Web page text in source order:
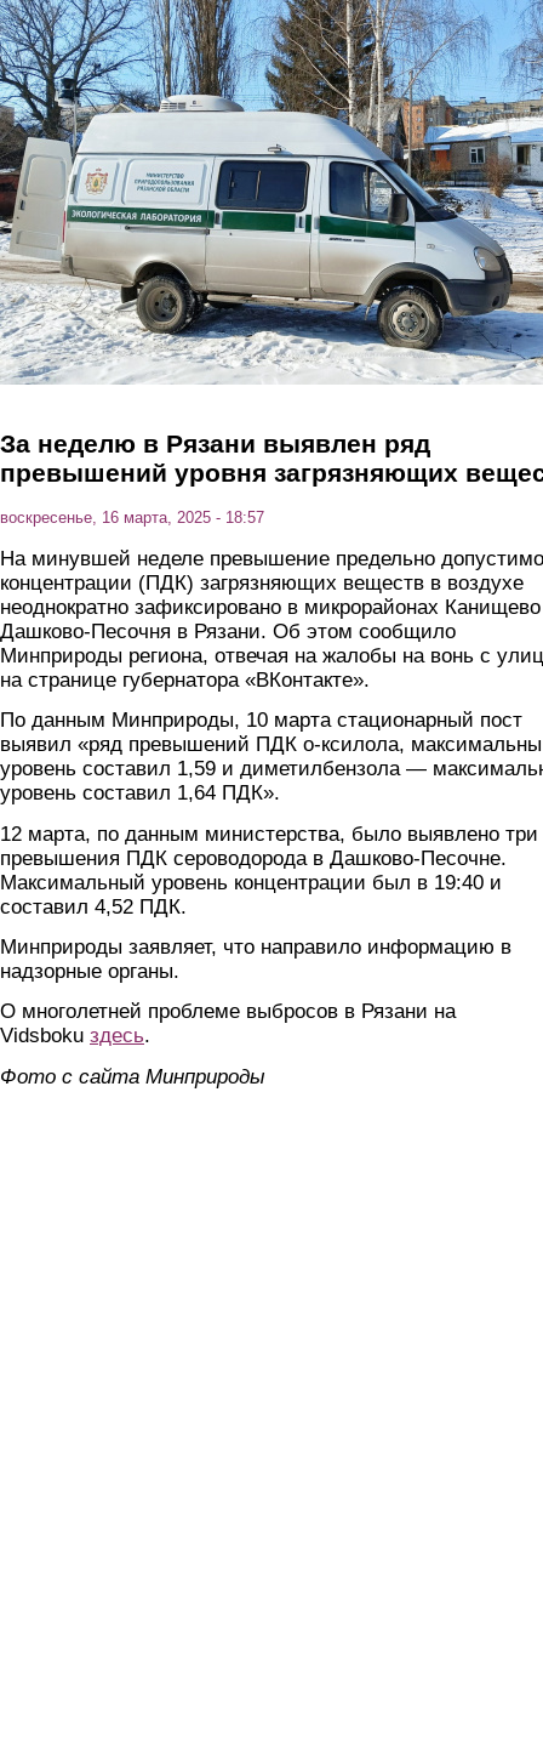
Перейти к основному содержанию
За неделю в Рязани выявлен ряд
превышений уровня загрязняющих
воскресенье, 16 марта, 2025 - 18:57
На минувшей неделе превышение предельно
концентрации (ПДК) загрязняющих веществ в воздухе
неоднократно зафиксировано в микрорайонах
Дашково-Песочня в Рязани. Об этом сообщило
Минприроды региона, отвечая на жалобы на вонь с
на странице губернатора «ВКонтакте».
По данным Минприроды, 10 марта стационарный пост
выявил «ряд превышений ПДК о-ксилола,
уровень составил 1,59 и диметилбензола —
уровень составил 1,64 ПДК».
12 марта, по данным министерства, было выявлено три
превышения ПДК сероводорода в Дашково-Песочне.
Максимальный уровень концентрации был в 19:40 и
составил 4,52 ПДК.
Минприроды заявляет, что направило информацию в
надзорные органы.
О многолетней проблеме выбросов в Рязани на
Vidsboku здесь.
Фото с сайта Минприроды